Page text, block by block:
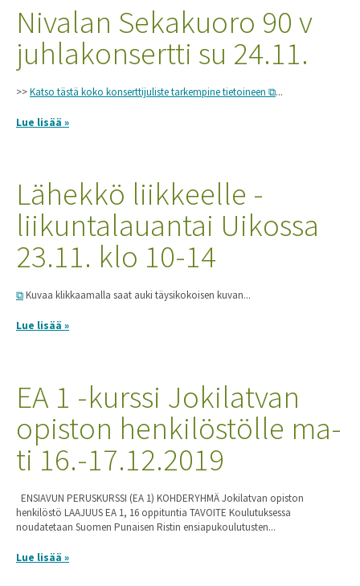
Nivalan Sekakuoro 90 v
juhlakonsertti su 24.11.
>>Katso tästä koko konserttijuliste tarkempine tietoineen ...
Lue lisää »
Lähekkö liikkeelle -
liikuntalauantai Uikossa
23.11. klo 10-14
Kuvaa klikkaamalla saat auki täysikokoisen kuvan...
Lue lisää »
EA 1 -kurssi Jokilatvan
opiston henkilöstölle ma-
ti 16.-17.12.2019
ENSIAVUN PERUSKURSSI (EA 1) KOHDERYHMÄ Jokilatvan opiston
henkilöstö LAAJUUS EA 1, 16 oppituntia TAVOITE Koulutuksessa
noudatetaan Suomen Punaisen Ristin ensiapukoulutusten...
Lue lisää »